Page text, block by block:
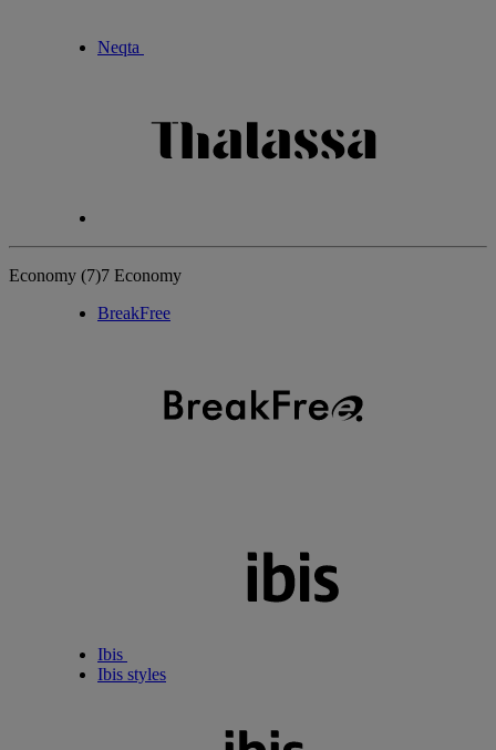
Neqta
Economy (7)7 Economy
BreakFree
Ibis
Ibis styles